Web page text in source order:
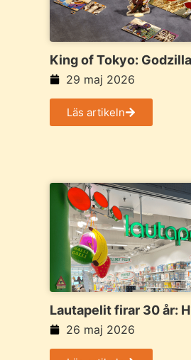
King of Tokyo:
ultimata deluxeutgåvan
monsterklassikern
29 maj 2026
Läs artikeln
Lautapelit firar 30 år:
bakom Nordens största
brädspelsframgång
26 maj 2026